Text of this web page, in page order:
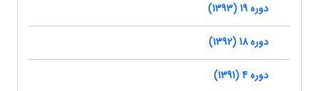
دوره 19 (1393)
دوره 18 (1392)
دوره 4 (1391)